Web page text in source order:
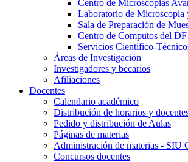
Centro de Microscopias
Laboratorio de Microscopia
Sala de Preparación de
Centro de Computos del DF
Servicios Científico-
Áreas de Investigación
Investigadores y becarios
Afiliaciones
Docentes
Calendario académico
Distribución de horarios y
Pedido y distribución de Aulas
Páginas de materias
Administración de materias - SIU
Concursos docentes